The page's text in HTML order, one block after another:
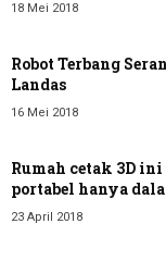
18 Mei 2018
Robot Terbang
Landas
16 Mei 2018
Rumah cetak 3D
portabel hanya
23 April 2018